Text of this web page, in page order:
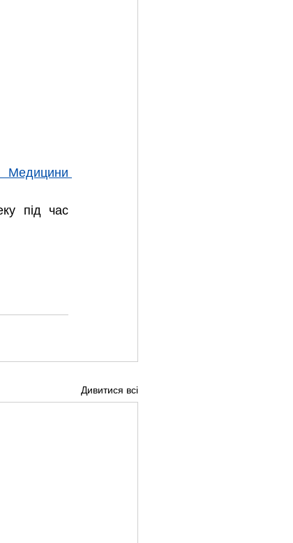
Медицини
під час
Дивитися всі